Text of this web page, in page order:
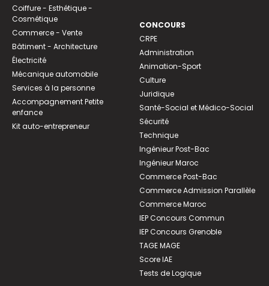
Coiffure - Esthétique -
Cosmétique
Commerce - Vente
Bâtiment - Architecture
Électricité
Mécanique automobile
Services à la personne
Accompagnement Petite
enfance
Kit auto-entrepreneur
CONCOURS
CRPE
Administration
Animation-Sport
Culture
Juridique
Santé-Social et Médico-Social
Sécurité
Technique
Ingénieur Post-Bac
Ingénieur Maroc
Commerce Post-Bac
Commerce Admission Parallèle
Commerce Maroc
IEP Concours Commun
IEP Concours Grenoble
TAGE MAGE
Score IAE
Tests de Logique